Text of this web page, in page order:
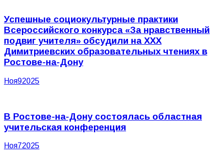
Успешные социокультурные практики
Всероссийского конкурса «За нравственный
подвиг учителя» обсудили на XXX
Димитриевских образовательных чтениях в
Ростове-на-Дону
Ноя92025
В Ростове-на-Дону состоялась областная
учительская конференция
Ноя72025